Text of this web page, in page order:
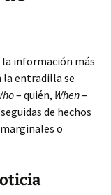
información más
entradilla se
– quién, When–
de hechos
o